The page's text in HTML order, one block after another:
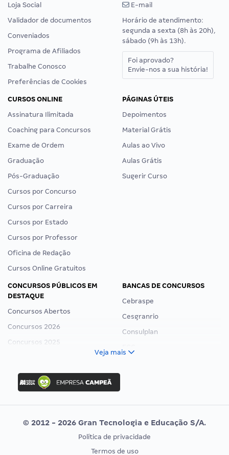
Loja Social
Validador de documentos
Conveniados
Programa de Afiliados
Trabalhe Conosco
Preferências de Cookies
E-mail
Horário de atendimento:
segunda a sexta (8h às 20h),
sábado (9h às 13h).
Foi aprovado?
Envie-nos a sua história!
CURSOS ONLINE
Assinatura Ilimitada
Coaching para Concursos
Exame de Ordem
Graduação
Pós-Graduação
Cursos por Concurso
Cursos por Carreira
Cursos por Estado
Cursos por Professor
Oficina de Redação
Cursos Online Gratuitos
PÁGINAS ÚTEIS
Depoimentos
Material Grátis
Aulas ao Vivo
Aulas Grátis
Sugerir Curso
CONCURSOS PÚBLICOS EM
DESTAQUE
Concursos Abertos
Concursos 2026
Concursos 2025
Concurso Ibama
Concurso MPU
Editais publicados
BANCAS DE CONCURSOS
Cebraspe
Cesgranrio
Consulplan
Vunesp
CONCURSOS POR PROFISSÃO
EXAME DE ORDEM
Veja mais
© 2012 - 2026 Gran Tecnologia e Educação S/A.
Política de privacidade
Termos de uso